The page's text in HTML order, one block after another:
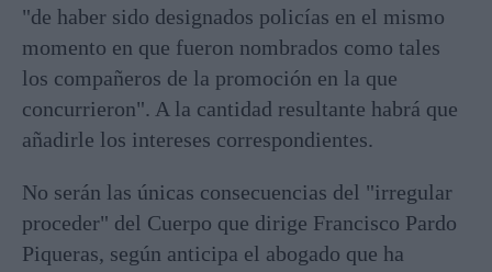
"de haber sido designados policías en el mismo
momento en que fueron nombrados como tales
los compañeros de la promoción en la que
concurrieron". A la cantidad resultante habrá que
añadirle los intereses correspondientes.
No serán las únicas consecuencias del "irregular
proceder" del Cuerpo que dirige Francisco Pardo
Piqueras, según anticipa el abogado que ha